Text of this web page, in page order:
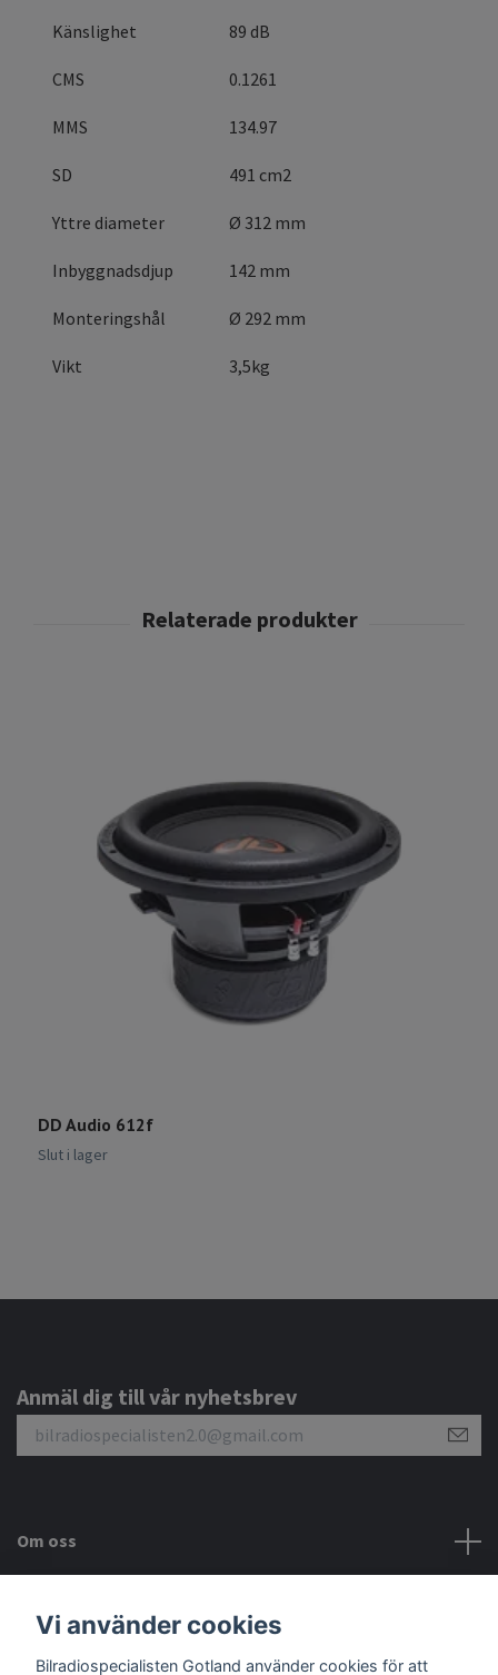
Känslighet 89 dB
CMS 0.1261
MMS 134.97
SD 491 cm2
Yttre diameter Ø 312 mm
Inbyggnadsdjup 142 mm
Monteringshål Ø 292 mm
Vikt 3,5kg
DD Audio 612f
Slut i lager
Anmäl dig till vår nyhetsbrev
Om oss
Sociala medier
Vi använder cookies
Bilradiospecialisten Gotland använder cookies för att